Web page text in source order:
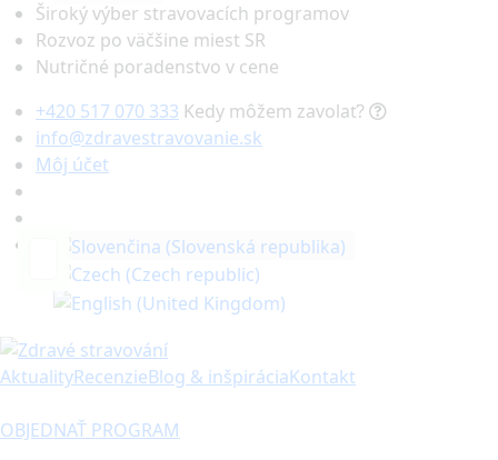
Široký výber stravovacích programov
Rozvoz po väčšine miest SR
Nutričné poradenstvo v cene
+420 517 070 333 Kedy môžem zavolať?
info@zdravestravovanie.sk
Môj účet
Hľadať...
AktualityRecenzieBlog & inšpiráciaKontakt
OBJEDNAŤ PROGRAM